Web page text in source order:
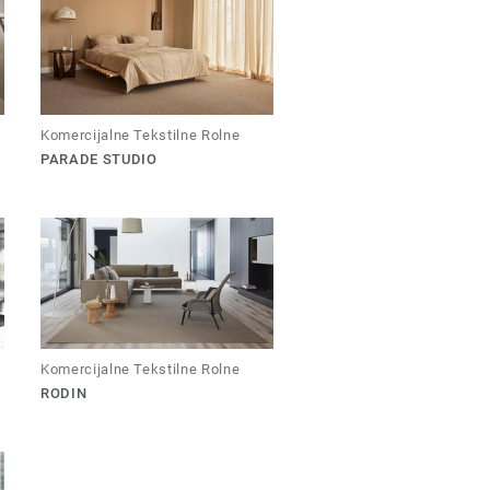
Komercijalne Tekstilne Rolne
PARADE STUDIO
Komercijalne Tekstilne Rolne
RODIN